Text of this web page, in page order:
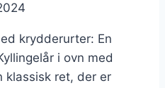
krydderurter: En
i ovn med
klassisk ret, der er